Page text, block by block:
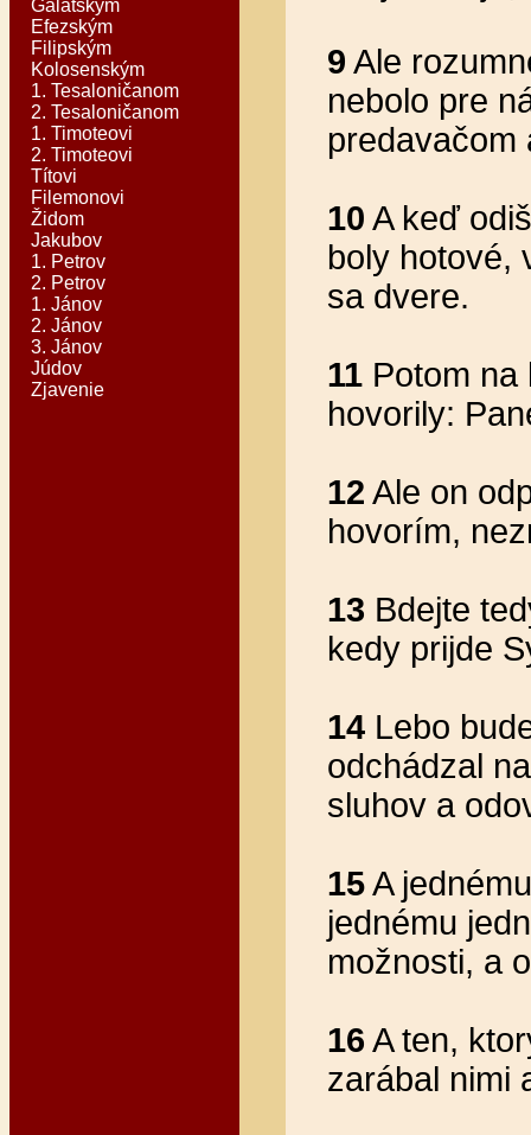
Galatským
Efezským
Filipským
Kolosenským
1. Tesaloničanom
2. Tesaloničanom
1. Timoteovi
2. Timoteovi
Títovi
Filemonovi
Židom
Jakubov
1. Petrov
2. Petrov
1. Jánov
2. Jánov
3. Jánov
Júdov
Zjavenie
9 Ale
nebolo pre
predavačom
10 A keď
boly hotové,
sa dvere.
11Potom na
hovorily:
12 Ale on
hovorím,
13 Bdejte
kedy prijde
14Lebo
odchádzal
sluhov a
15A
jednému
možnosti, a
16 A ten,
zarábal nimi